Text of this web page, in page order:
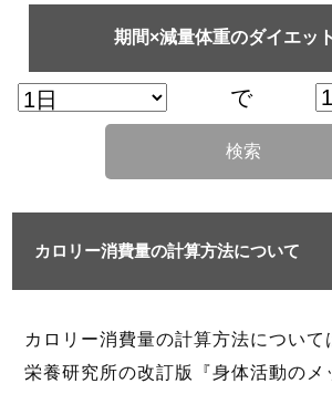
期間×減量体重のダイエッ
で
検索
カロリー消費量の計算方法について
カロリー消費量の計算方法について
栄養研究所の改訂版『身体活動のメ